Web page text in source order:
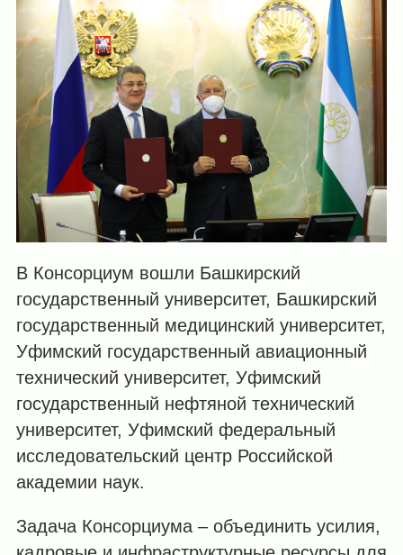
В Консорциум вошли Башкирский
государственный университет, Башкирский
государственный медицинский университет,
Уфимский государственный авиационный
технический университет, Уфимский
государственный нефтяной технический
университет, Уфимский федеральный
исследовательский центр Российской
академии наук.
Задача Консорциума – объединить усилия,